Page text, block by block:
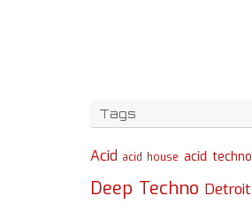
Tags
Acid acid house acid techno
Deep Techno